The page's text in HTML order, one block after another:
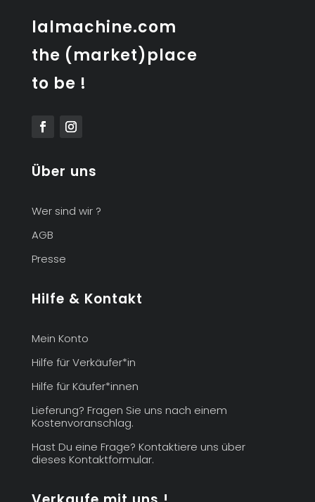
lalmachine.com
the (market)place
to be !
Über uns
Wer sind wir ?
AGB
Presse
Hilfe & Kontakt
Mein Konto
Hilfe für Verkäufer*in
Hilfe für Käufer*innen
Lieferung? Fragen Sie uns nach einem
Kostenvoranschlag.
Hast Du eine Frage? Kontaktiere uns über
dieses Kontaktformular.